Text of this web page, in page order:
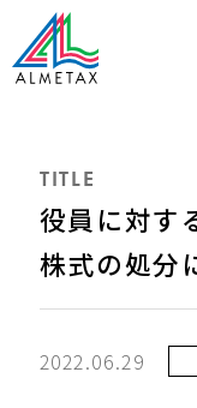
TITLE
役員に対す
株式の処分
2022.06.29